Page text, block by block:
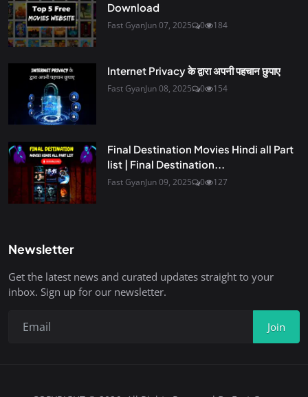
Download
Fast GyanJun 07, 2025 0 184
Internet Privacy के द्वारा अपनी पहचान छुपाए
Fast GyanJun 08, 2025 0 154
Final Destination Movies Hindi all Part
list | Final Destination...
Fast GyanJun 09, 2025 0 127
Newsletter
Get the latest news and curated updates straight to your
inbox. Sign up for our newsletter.
Join